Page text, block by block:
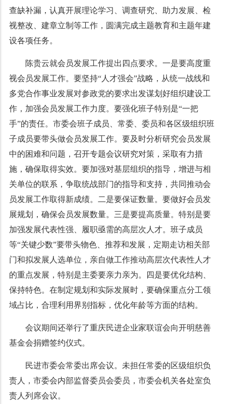
查缺补漏，认真开展理论学习、调查研究、助力发展、检
视整改、建章立制等工作，圆满完成主题教育和主题年建
设各项任务。
陈贵云就会员发展工作提出四点要求。一是要高度重
视会员发展工作。要坚持“人才强会”战略，从统一战线和
多党合作事业发展对参政党的要求出发谋划好组织建设工
作，加强会员发展工作力度。要强化班子特别是“一把
手”的责任。市委会班子成员、常委、委员和各区级组织班
子成员要带头做会员发展工作。要及时分析研究会员发展
中的困难和问题，召开专题会议研究对策，采取有力措
施，确保取得实效。要加强对基层组织的指导，增进与相
关单位的联系，争取统战部门的指导和支持，共同推动会
员发展工作取得新成绩。二是要保证数量。要做好会员发
展规划，确保会员发展数量。三是要提高质量。特别是要
加强发展代表性强、履职亟需的高层次人才。班子成员
等“关键少数”要带头物色、推荐和发展，定期走访相关部
门和拟发展人选单位，亲自做工作推动高层次代表性人才
的重点发展，特别是主委要亲力亲为。四是要优化结构、
保持特色。在制定规划和实际发展时，要确保重点分工领
域占比，合理利用界别指标，优化年龄等方面的结构。
会议期间还举行了重庆民进企业家联谊会向开明慈善
基金会捐赠签约仪式。
民进市委会常委出席会议。未担任常委的区级组织负
责人，市委会内部监督委员会委员，市委会机关各处室负
责人列席会议。